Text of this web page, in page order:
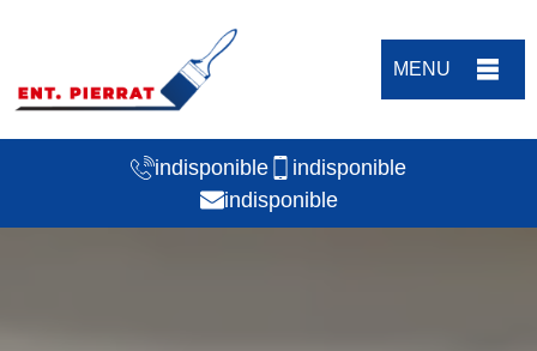
MENU
indisponible
indisponible
indisponible